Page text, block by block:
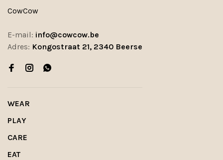
CowCow
E-mail: info@cowcow.be
Adres: Kongostraat 21, 2340 Beerse
WEAR
PLAY
CARE
EAT